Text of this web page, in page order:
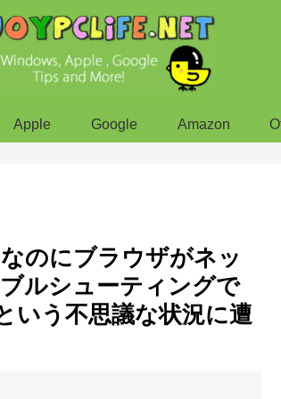
Apple Google Amazon
のにブラウザがネッ
ルシューティングで
いう不思議な状況に遭